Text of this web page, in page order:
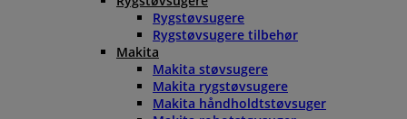
Rygstøvsugere
Rygstøvsugere tilbehør
Makita
Makita støvsugere
Makita rygstøvsugere
Makita håndholdtstøvsuger